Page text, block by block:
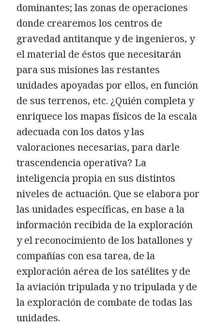
dominantes; las zonas de operaciones
donde crearemos los centros de
gravedad antitanque y de ingenieros, y
el material de éstos que necesitarán
para sus misiones las restantes
unidades apoyadas por ellos, en función
de sus terrenos, etc. ¿Quién completa y
enriquece los mapas físicos de la escala
adecuada con los datos y las
valoraciones necesarias, para darle
trascendencia operativa? La
inteligencia propia en sus distintos
niveles de actuación. Que se elabora por
las unidades específicas, en base a la
información recibida de la exploración
y el reconocimiento de los batallones y
compañías con esa tarea, de la
exploración aérea de los satélites y de
la aviación tripulada y no tripulada y de
la exploración de combate de todas las
unidades.